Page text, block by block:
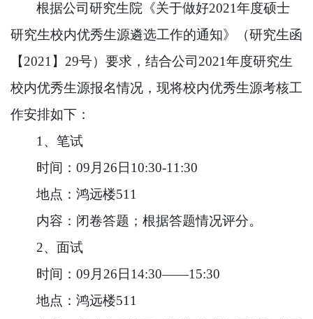
根据公司研究生院《关于做好2021年度硕士
研究生校内优秀生源遴选工作的通知》（研究生函
【2021 】 29号）要求，结合公司 2021年度研究生
校内优秀生源报名情况，现将校内优秀生源考核工
作安排如下：
1 、笔试
时间： 09 月 26 日 10:30-11:30
地点：鸿远楼511
内容：闭卷答题；根据答题情况评分。
2、面试
时间： 09 月 26 日 14:30——15:30
地点：鸿远楼511